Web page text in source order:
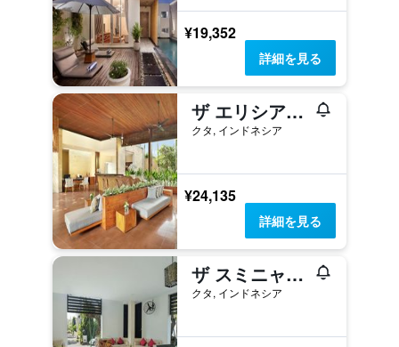
¥19,352
詳細を見る
ザ エリシアン ブティック ヴィラ ホテル
クタ, インドネシア
¥24,135
詳細を見る
ザ スミニャック スイーツ プライベートヴィラズ
クタ, インドネシア